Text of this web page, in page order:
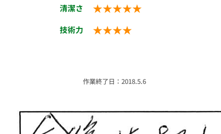
清潔さ ★★★★★
技術力 ★★★★
作業終了日：2018.5.6